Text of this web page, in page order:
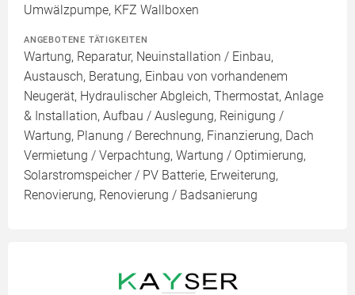
Umwälzpumpe, KFZ Wallboxen
ANGEBOTENE TÄTIGKEITEN
Wartung, Reparatur, Neuinstallation / Einbau,
Austausch, Beratung, Einbau von vorhandenem
Neugerät, Hydraulischer Abgleich, Thermostat, Anlage
& Installation, Aufbau / Auslegung, Reinigung /
Wartung, Planung / Berechnung, Finanzierung, Dach
Vermietung / Verpachtung, Wartung / Optimierung,
Solarstromspeicher / PV Batterie, Erweiterung,
Renovierung, Renovierung / Badsanierung